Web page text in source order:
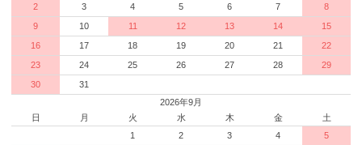
2
3 4 5 6 7
8
9
10 11 12 13 14
15
16
17 18 19 20 21
22
23
24 25 26 27 28
29
30
31
2026年9月
日
月 火 水 木 金
土
1
2 3 4
5